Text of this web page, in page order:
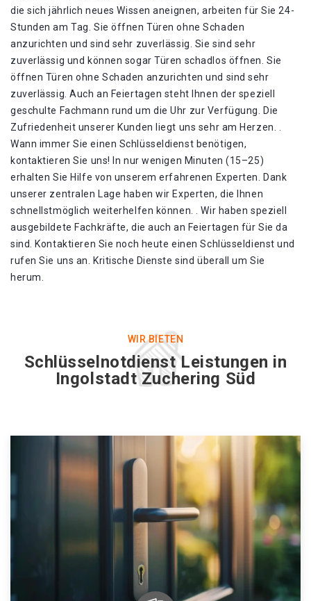
die sich jährlich neues Wissen aneignen, arbeiten für Sie 24-
Stunden am Tag. Sie öffnen Türen ohne Schaden
anzurichten und sind sehr zuverlässig. Sie sind sehr
zuverlässig und können sogar Türen schadlos öffnen. Sie
öffnen Türen ohne Schaden anzurichten und sind sehr
zuverlässig. Auch an Feiertagen steht Ihnen der speziell
geschulte Fachmann rund um die Uhr zur Verfügung. Die
Zufriedenheit unserer Kunden liegt uns sehr am Herzen. .
Wann immer Sie einen Schlüsseldienst benötigen,
kontaktieren Sie uns! In nur wenigen Minuten (15–25)
erhalten Sie Hilfe von unserem erfahrenen Experten. Dank
unserer zentralen Lage haben wir Experten, die Ihnen
schnellstmöglich weiterhelfen können. . Wir haben speziell
ausgebildete Fachkräfte, die auch an Feiertagen für Sie da
sind. Kontaktieren Sie noch heute einen Schlüsseldienst und
rufen Sie uns an. Kritische Dienste sind überall um Sie
herum.
WIR BIETEN
Schlüsselnotdienst Leistungen in
Ingolstadt Zuchering Süd